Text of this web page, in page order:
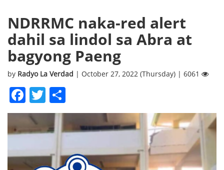
NDRRMC naka-red alert
dahil sa lindol sa Abra at
bagyong Paeng
by Radyo La Verdad | October 27, 2022 (Thursday) | 6061
Facebook
Twitter